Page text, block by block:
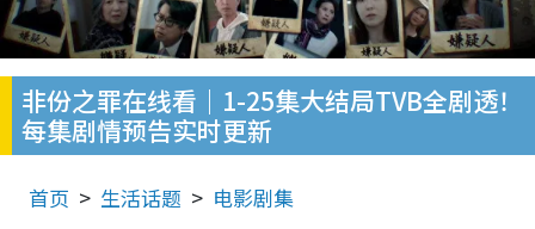
非份之罪在线看｜1-25集大结局TVB全剧透！
每集剧情预告实时更新
首页 生活话题 电影剧集